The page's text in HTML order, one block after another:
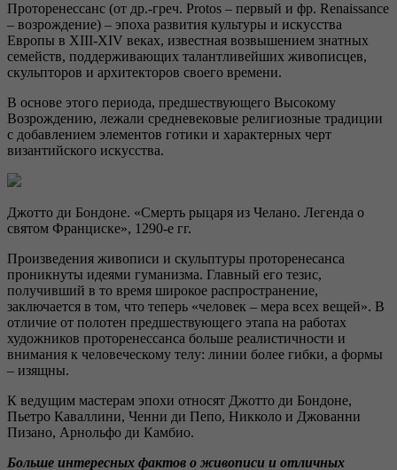
Проторенессанс (от др.-греч. Protos – первый и фр. Renaissance
– возрождение) – эпоха развития культуры и искусства
Европы в XIII-XIV веках, известная возвышением знатных
семейств, поддерживающих талантливейших живописцев,
скульпторов и архитекторов своего времени.
В основе этого периода, предшествующего Высокому
Возрождению, лежали средневековые религиозные традиции
с добавлением элементов готики и характерных черт
византийского искусства.
Джотто ди Бондоне. «Смерть рыцаря из Челано. Легенда о
святом Франциске», 1290-е гг.
Произведения живописи и скульптуры проторенесанса
проникнуты идеями гуманизма. Главный его тезис,
получивший в то время широкое распространение,
заключается в том, что теперь «человек – мера всех вещей». В
отличие от полотен предшествующего этапа на работах
художников проторенессанса больше реалистичности и
внимания к человеческому телу: линии более гибки, а формы
– изящны.
К ведущим мастерам эпохи относят Джотто ди Бондоне,
Пьетро Каваллини, Ченни ди Пепо, Никколо и Джованни
Пизано, Арнольфо ди Камбио.
Больше интересных фактов о живописи и отличных